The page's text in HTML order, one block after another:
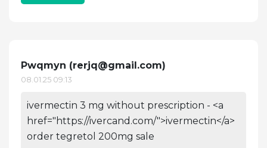
Pwqmyn (rerjq@gmail.com)
08.01.25 09:13
ivermectin 3 mg without prescription - <a
href="https://ivercand.com/">ivermectin</a>
order tegretol 200mg sale